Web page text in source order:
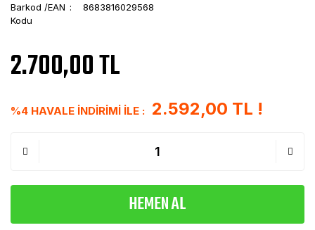
Barkod /EAN
Kodu
8683816029568
2.700,00 TL
%4 HAVALE İNDİRİMİ İLE : 2.592,00 TL !
HEMEN AL